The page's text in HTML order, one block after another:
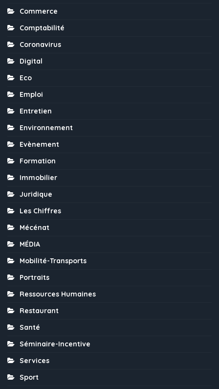
Commerce
Comptabilité
Coronavirus
Digital
Eco
Emploi
Entretien
Environnement
Evènement
Formation
Immobilier
Juridique
Les Chiffres
Mécénat
MÉDIA
Mobilité-Transports
Portraits
Ressources Humaines
Restaurant
Santé
Séminaire-Incentive
Services
Sport